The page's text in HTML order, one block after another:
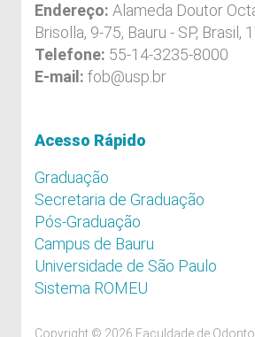
Endereço: Alameda Doutor
Brisolla, 9-75, Bauru - SP, Brasil,
Telefone: 55-14-3235-8000
E-mail: fob@usp.br
Acesso Rápido
Graduação
Secretaria de Graduação
Pós-Graduação
Campus de Bauru
Universidade de São Paulo
Sistema ROMEU
Copyright © 2026 Faculdade de